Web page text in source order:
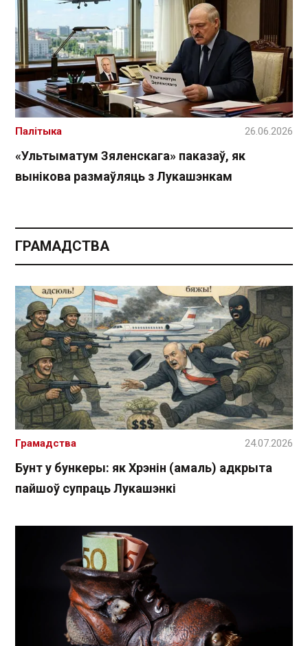
«Ультыматум Зяленскага» паказаў, як
вынікова размаўляць з Лукашэнкам
Палітыка 26.06.2026
ГРАМАДСТВА
Бунт у бункеры: як Хрэнін (амаль) адкрыта
пайшоў супраць Лукашэнкі
Грамадства 24.07.2026